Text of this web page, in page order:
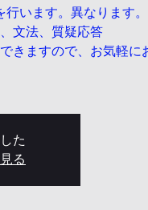
います。異なります。
文法、質疑応答
きますので、お気軽に
た
る